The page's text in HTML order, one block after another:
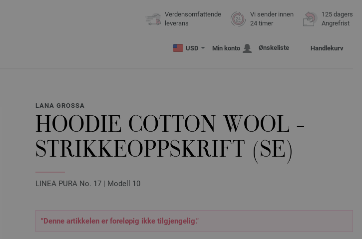
Verdensomfattende
leverans
Vi sender innen
24 timer
125 dagers
Angrefrist
USD Min konto Ønskeliste Handlekurv
LANA GROSSA
HOODIE COTTON WOOL -
STRIKKEOPPSKRIFT (SE)
LINEA PURA No. 17 | Modell 10
"Denne artikkelen er foreløpig ikke tilgjengelig."